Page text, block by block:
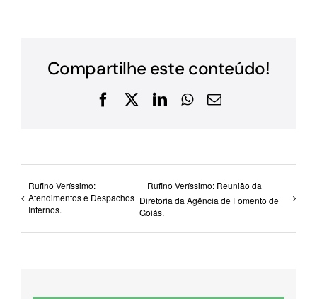
Compartilhe este conteúdo!
Facebook
X LinkedInWhatsApp
E-
Rufino Veríssimo:
Atendimentos e Despachos
Internos.
Rufino Veríssimo: Reunião da
Diretoria da Agência de Fomento de
Goiás.